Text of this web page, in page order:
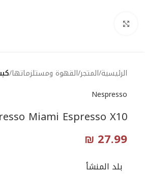
الرئيسية المتجر القهوة ومستلزماتها
Nespresso
Miami Espresso X10
₪ 27.99
بلد المنشأ